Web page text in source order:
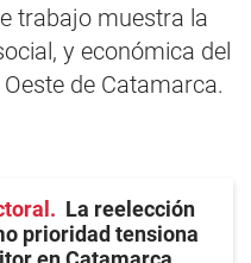
trabajo muestra la
y económica del
de Catamarca.
La reelección
prioridad tensiona